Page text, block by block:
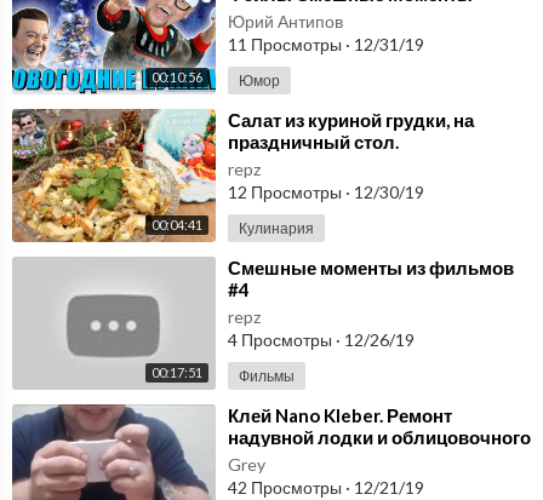
00:10:56
Юрий Антипов
11 Просмотры · 12/31/19
Юмор
00:04:41
⁣Салат из куриной грудки, на
праздничный стол.
Замечательная замена Оливье.
От Кухня в Кайф.
repz
12 Просмотры · 12/30/19
Кулинария
00:17:51
⁣Смешные моменты из фильмов
#4
repz
4 Просмотры · 12/26/19
Фильмы
⁣Клей Nano Kleber. Ремонт
надувной лодки и облицовочного
пластика.
Grey
42 Просмотры · 12/21/19